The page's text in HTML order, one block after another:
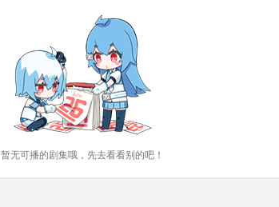
暂无可播的剧集哦，先去看看别的吧！